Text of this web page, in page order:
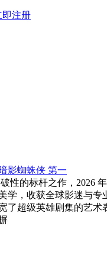
即注册
影蜘蛛侠 第一
性的标杆之作，2026
学，收获全球影迷与
了超级英雄剧集的艺